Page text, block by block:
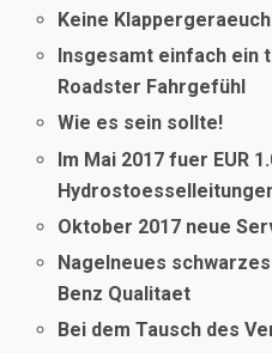
Keine
Insgesamt einfach ein
Roadster Fahrgefühl
Wie es sein sollte!
Im Mai 2017 fuer EUR
Oktober 2017 neue
Nagelneues
Benz Qualitaet
Bei dem Tausch des